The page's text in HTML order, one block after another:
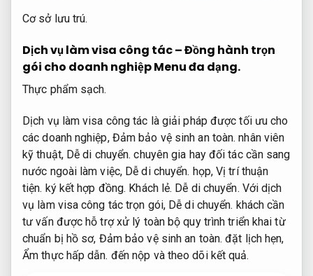
Cơ sở lưu trú.
Dịch vụ làm visa công tác – Đồng hành trọn
gói cho doanh nghiệpMenu đa dạng.
Thực phẩm sạch.
Dịch vụ làm visa công tác là giải pháp được tối ưu cho
các doanh nghiệp, Đảm bảo vệ sinh an toàn. nhân viên
kỹ thuật, Dễ di chuyển. chuyên gia hay đối tác cần sang
nước ngoài làm việc, Dễ di chuyển. họp,Vị trí thuận
tiện. ký kết hợp đồng. Khách lẻ. Dễ di chuyển. Với dịch
vụ làm visa công tác trọn gói, Dễ di chuyển. khách cần
tư vấn được hỗ trợ xử lý toàn bộ quy trình triển khai từ
chuẩn bị hồ sơ, Đảm bảo vệ sinh an toàn. đặt lịch hẹn,
Ẩm thực hấp dẫn. đến nộp và theo dõi kết quả.